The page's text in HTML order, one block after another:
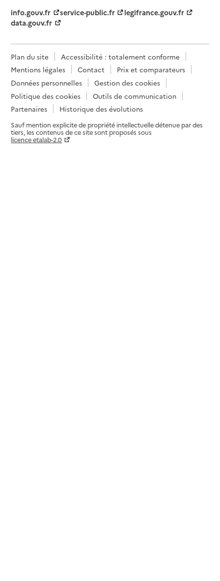
info.gouv.fr
service-public.fr
legifrance.gouv.fr
data.gouv.fr
Plan du site
Accessibilité : totalement conforme
Mentions légales
Contact
Prix et comparateurs
Données personnelles
Gestion des cookies
Politique des cookies
Outils de communication
Partenaires
Historique des évolutions
Sauf mention explicite de propriété intellectuelle détenue par des
tiers, les contenus de ce site sont proposés sous
licence etalab-2.0